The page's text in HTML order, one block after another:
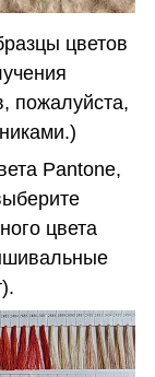
цветов
пожалуйста,
Pantone,
цвета